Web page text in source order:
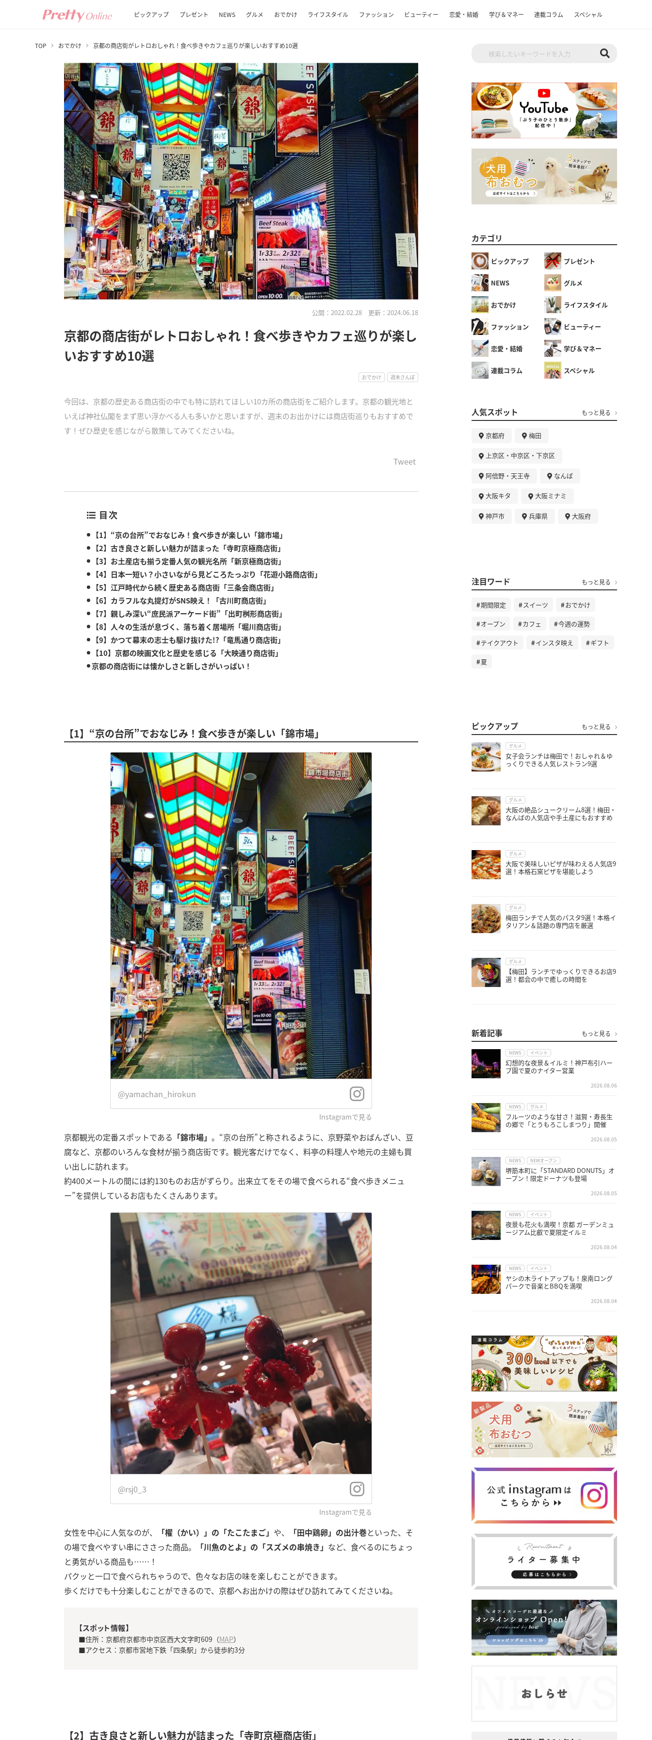
ピックアップ プレゼント NEWS グルメ おでかけ ライフスタイル ファッション ビューティー 恋愛・結婚 学び＆マネー 連載コラム スペシャル
TOP おでかけ 京都の商店街がレトロおしゃれ！食べ歩きやカフェ巡りが楽しいおすすめ10選
公開：2022.02.28 更新：2024.06.18
京都の商店街がレトロおしゃれ！食べ歩きやカフェ巡りが楽し
いおすすめ10選
おでかけ 週末さんぽ
今回は、京都の歴史ある商店街の中でも特に訪れてほしい10カ所の商店街をご紹介します。京都の観光地と
いえば神社仏閣をまず思い浮かべる人も多いかと思いますが、週末のお出かけには商店街巡りもおすすめで
す！ぜひ歴史を感じながら散策してみてくださいね。
Tweet
目次
【1】“京の台所”でおなじみ！食べ歩きが楽しい「錦市場」
【2】古き良さと新しい魅力が詰まった「寺町京極商店街」
【3】お土産店も揃う定番人気の観光名所「新京極商店街」
【4】日本一短い？小さいながら見どころたっぷり「花遊小路商店街」
【5】江戸時代から続く歴史ある商店街「三条会商店街」
【6】カラフルな丸提灯がSNS映え！「古川町商店街」
【7】親しみ深い“庶民派アーケード街”「出町桝形商店街」
【8】人々の生活が息づく、落ち着く居場所「堀川商店街」
【9】かつて幕末の志士も駆け抜けた!?「竜馬通り商店街」
【10】京都の映画文化と歴史を感じる「大映通り商店街」
京都の商店街には懐かしさと新しさがいっぱい！
【1】“京の台所”でおなじみ！食べ歩きが楽しい「錦市場」
@yamachan_hirokun
Instagramで見る
京都観光の定番スポットである 「錦市場」 。“京の台所”と称されるように、京野菜やおばんざい、豆
腐など、京都のいろんな食材が揃う商店街です。観光客だけでなく、料亭の料理人や地元の主婦も買
い出しに訪れます。
約400メートルの間には約130ものお店がずらり。出来立てをその場で食べられる“食べ歩きメニュ
ー”を提供しているお店もたくさんあります。
@rsj0_3
Instagramで見る
女性を中心に人気なのが、 「櫂（かい）」の「たこたまご」 や、 「田中鶏卵」の出汁巻といった、そ
の場で食べやすい串にささった商品。
「川魚のとよ」の「スズメの串焼き」 など、食べるのにちょっ
と勇気がいる商品も……！
パクッと一口で食べられちゃうので、色々なお店の味を楽しむことができます。
歩くだけでも十分楽しむことができるので、京都へお出かけの際はぜひ訪れてみてくださいね。
【スポット情報】
■住所：京都府京都市中京区西大文字町609（MAP）
■アクセス：京都市営地下鉄「四条駅」から徒歩約3分
【2】古き良さと新しい魅力が詰まった「寺町京極商店街」
カテゴリ
ピックアップ プレゼント
NEWS グルメ
おでかけ ライフスタイル
ファッション ビューティー
恋愛・結婚 学び＆マネー
連載コラム スペシャル
人気スポット もっと見る
京都府 梅田
上京区・中京区・下京区
阿倍野・天王寺 なんば
大阪キタ 大阪ミナミ
神戸市 兵庫県 大阪府
注目ワード もっと見る
期間限定 スイーツ おでかけ
オープン カフェ 今週の運勢
テイクアウト インスタ映え ギフト
夏
ピックアップ もっと見る
グルメ
女子会ランチは梅田で！おしゃれ＆ゆ
っくりできる人気レストラン9選
グルメ
大阪の絶品シュークリーム8選！梅田・
なんばの人気店や手土産にもおすすめ
グルメ
大阪で美味しいピザが味わえる人気店9
選！本格石窯ピザを堪能しよう
グルメ
梅田ランチで人気のパスタ9選！本格イ
タリアン＆話題の専門店を厳選
グルメ
【梅田】ランチでゆっくりできるお店9
選！都会の中で癒しの時間を
新着記事 もっと見る
NEWS イベント
幻想的な夜景＆イルミ！神戸布引ハー
ブ園で夏のナイター営業
2026.08.06
NEWS グルメ
フルーツのような甘さ！滋賀・寿長生
の郷で「とうもろこしまつり」開催
2026.08.05
NEWS NEWオープン
堺筋本町に「STANDARD DONUTS」オ
ープン！限定ドーナツも登場
2026.08.05
NEWS イベント
夜景も花火も満喫！京都 ガーデンミュ
ージアム比叡で夏限定イルミ
2026.08.04
NEWS イベント
ヤシの木ライトアップも！泉南ロング
パークで音楽とBBQを満喫
2026.08.04